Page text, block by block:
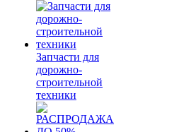
Запчасти для
дорожно-
строительной
техники